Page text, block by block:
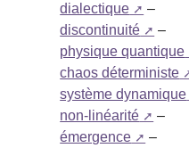
dialectique
–
discontinuité
–
physique quantique
chaos déterministe
système dynamique
non-linéarité
–
émergence
–